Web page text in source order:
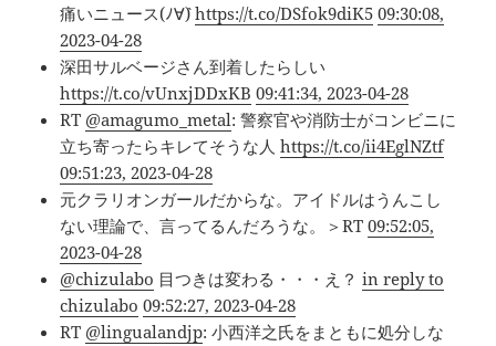
痛いニュース(ﾉ∀`)https://t.co/DSfok9diK5 09:30:08,
2023-04-28
深田サルベージさん到着したらしい
https://t.co/vUnxjDDxKB 09:41:34, 2023-04-28
RT @amagumo_metal: 警察官や消防士がコンビニに
立ち寄ったらキレてそうな人https://t.co/ii4EglNZtf
09:51:23, 2023-04-28
元クラリオンガールだからな。アイドルはうんこし
ない理論で、言ってるんだろうな。＞RT09:52:05,
2023-04-28
@chizulabo 目つきは変わる・・・え？in reply to
chizulabo 09:52:27, 2023-04-28
RT @lingualandjp: 小西洋之氏をまともに処分しな